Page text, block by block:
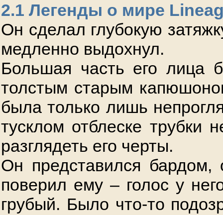
2.1 Легенды о мире
Он сделал глубокую
медленно выдохнул.
Большая часть его лица
толстым старым
была только лишь
тусклом отблеске трубки
разглядеть его черты.
Он представился бардом,
поверил ему – голос у
грубый. Было что-то